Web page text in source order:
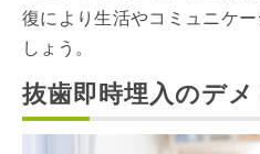
復により生活やコミュニケ
しょう。
抜歯即時埋入のデメ